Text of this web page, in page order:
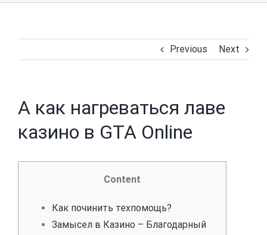
Previous Next
А как нагреваться лаве
казино в GTA Online
Content
Как починить техпомощь?
Замысел в Казино – Благодарный